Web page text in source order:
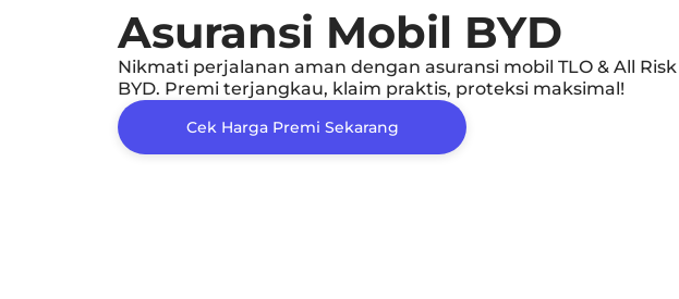
Asuransi Mobil BYD
Nikmati perjalanan aman dengan asuransi mobil TLO & All Risk
BYD. Premi terjangkau, klaim praktis, proteksi maksimal!
Cek Harga Premi Sekarang